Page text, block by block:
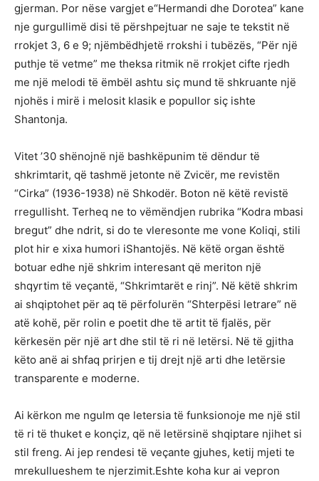
gjerman. Por nëse vargjet e“Hermandi dhe Dorotea” kane
nje gurgullimë disi të përshpejtuar ne saje te tekstit në
rrokjet 3, 6 e 9; njëmbëdhjetë rrokshi i tubëzës, “Për një
puthje të vetme” me theksa ritmik në rrokjet cifte rjedh
me një melodi të ëmbël ashtu siç mund të shkruante një
njohës i mirë i melosit klasik e popullor siç ishte
Shantonja.
Vitet ’30 shënojnë një bashkëpunim të dëndur të
shkrimtarit, që tashmë jetonte në Zvicër, me revistën
“Cirka” (1936-1938) në Shkodër. Boton në këtë revistë
rregullisht. Terheq ne to vëmëndjen rubrika “Kodra mbasi
bregut” dhe ndrit, si do te vleresonte me vone Koliqi, stili
plot hir e xixa humori iShantojës. Në këtë organ është
botuar edhe një shkrim interesant që meriton një
shqyrtim të veçantë, “Shkrimtarët e rinj”. Në këtë shkrim
ai shqiptohet për aq të përfolurën “Shterpësi letrare” në
atë kohë, për rolin e poetit dhe të artit të fjalës, për
kërkesën për një art dhe stil të ri në letërsi. Në të gjitha
këto anë ai shfaq prirjen e tij drejt një arti dhe letërsie
transparente e moderne.
Ai kërkon me ngulm qe letersia të funksionoje me një stil
të ri të thuket e konçiz, që në letërsinë shqiptare njihet si
stil freng. Ai jep rendesi të veçante gjuhes, ketij mjeti te
mrekullueshem te njerzimit.Eshte koha kur ai vepron